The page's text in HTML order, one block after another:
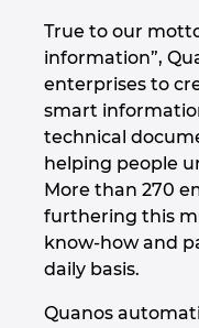
True to our
information”,
enterprises to
smart
technical
helping people
More than 270
furthering this
know-how and
daily basis.
Quanos
France
Germany
Greece
Hungary
India
Indonesia